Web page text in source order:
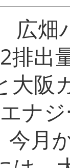
畑
出
阪
ナ
今月